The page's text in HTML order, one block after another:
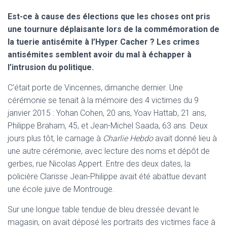
Est-ce à cause des élections que les choses ont pris
une tournure déplaisante lors de la commémoration de
la tuerie antisémite à l’Hyper Cacher ? Les crimes
antisémites semblent avoir du mal à échapper à
l’intrusion du politique.
C’était porte de Vincennes, dimanche dernier. Une
cérémonie se tenait à la mémoire des 4 victimes du 9
janvier 2015 : Yohan Cohen, 20 ans, Yoav Hattab, 21 ans,
Philippe Braham, 45, et Jean-Michel Saada, 63 ans. Deux
jours plus tôt, le carnage à Charlie Hebdo avait donné lieu à
une autre cérémonie, avec lecture des noms et dépôt de
gerbes, rue Nicolas Appert. Entre des deux dates, la
policière Clarisse Jean-Philippe avait été abattue devant
une école juive de Montrouge.
Sur une longue table tendue de bleu dressée devant le
magasin, on avait déposé les portraits des victimes face à